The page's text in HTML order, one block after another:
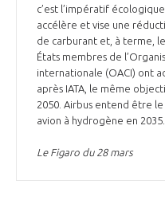
c’est l’impératif
accélère et vise une
de carburant et, à terme,
États membres de
internationale (OACI) ont
après IATA, le même
2050. Airbus entend être
avion à hydrogène en 2035.
Le Figaro du 28 mars